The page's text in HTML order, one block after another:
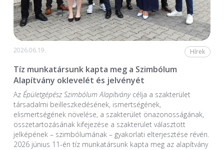
2026.06.19. Hírek
Tíz munkatársunk kapta meg a Szimbólum
Alapítvány oklevelét és jelvényét
Az Épületgépész Szimbólum Alapítványcélja a szakterület
társadalmi beilleszkedésének, ismertségének,
elismertségének növelése, a szakterület önazonosságának,
összetartozásának kifejezése a szakterület választott
jelképének – szimbólumának – gyakorlati elterjesztése révén.
2026 június 11-én tíz munkatársunk kapta meg az alapítvány